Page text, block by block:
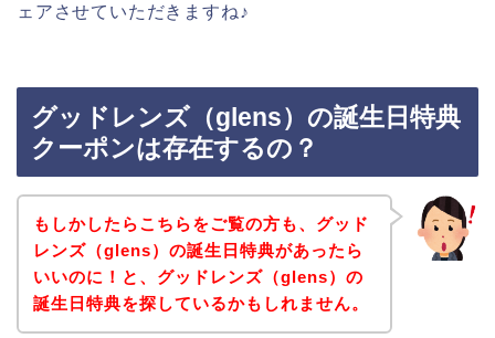
ェアさせていただきますね♪
グッドレンズ（glens）の誕生日特典
クーポンは存在するの？
もしかしたらこちらをご覧の方も、グッド
レンズ（glens）の誕生日特典があったら
いいのに！と、グッドレンズ（glens）の
誕生日特典を探しているかもしれません。